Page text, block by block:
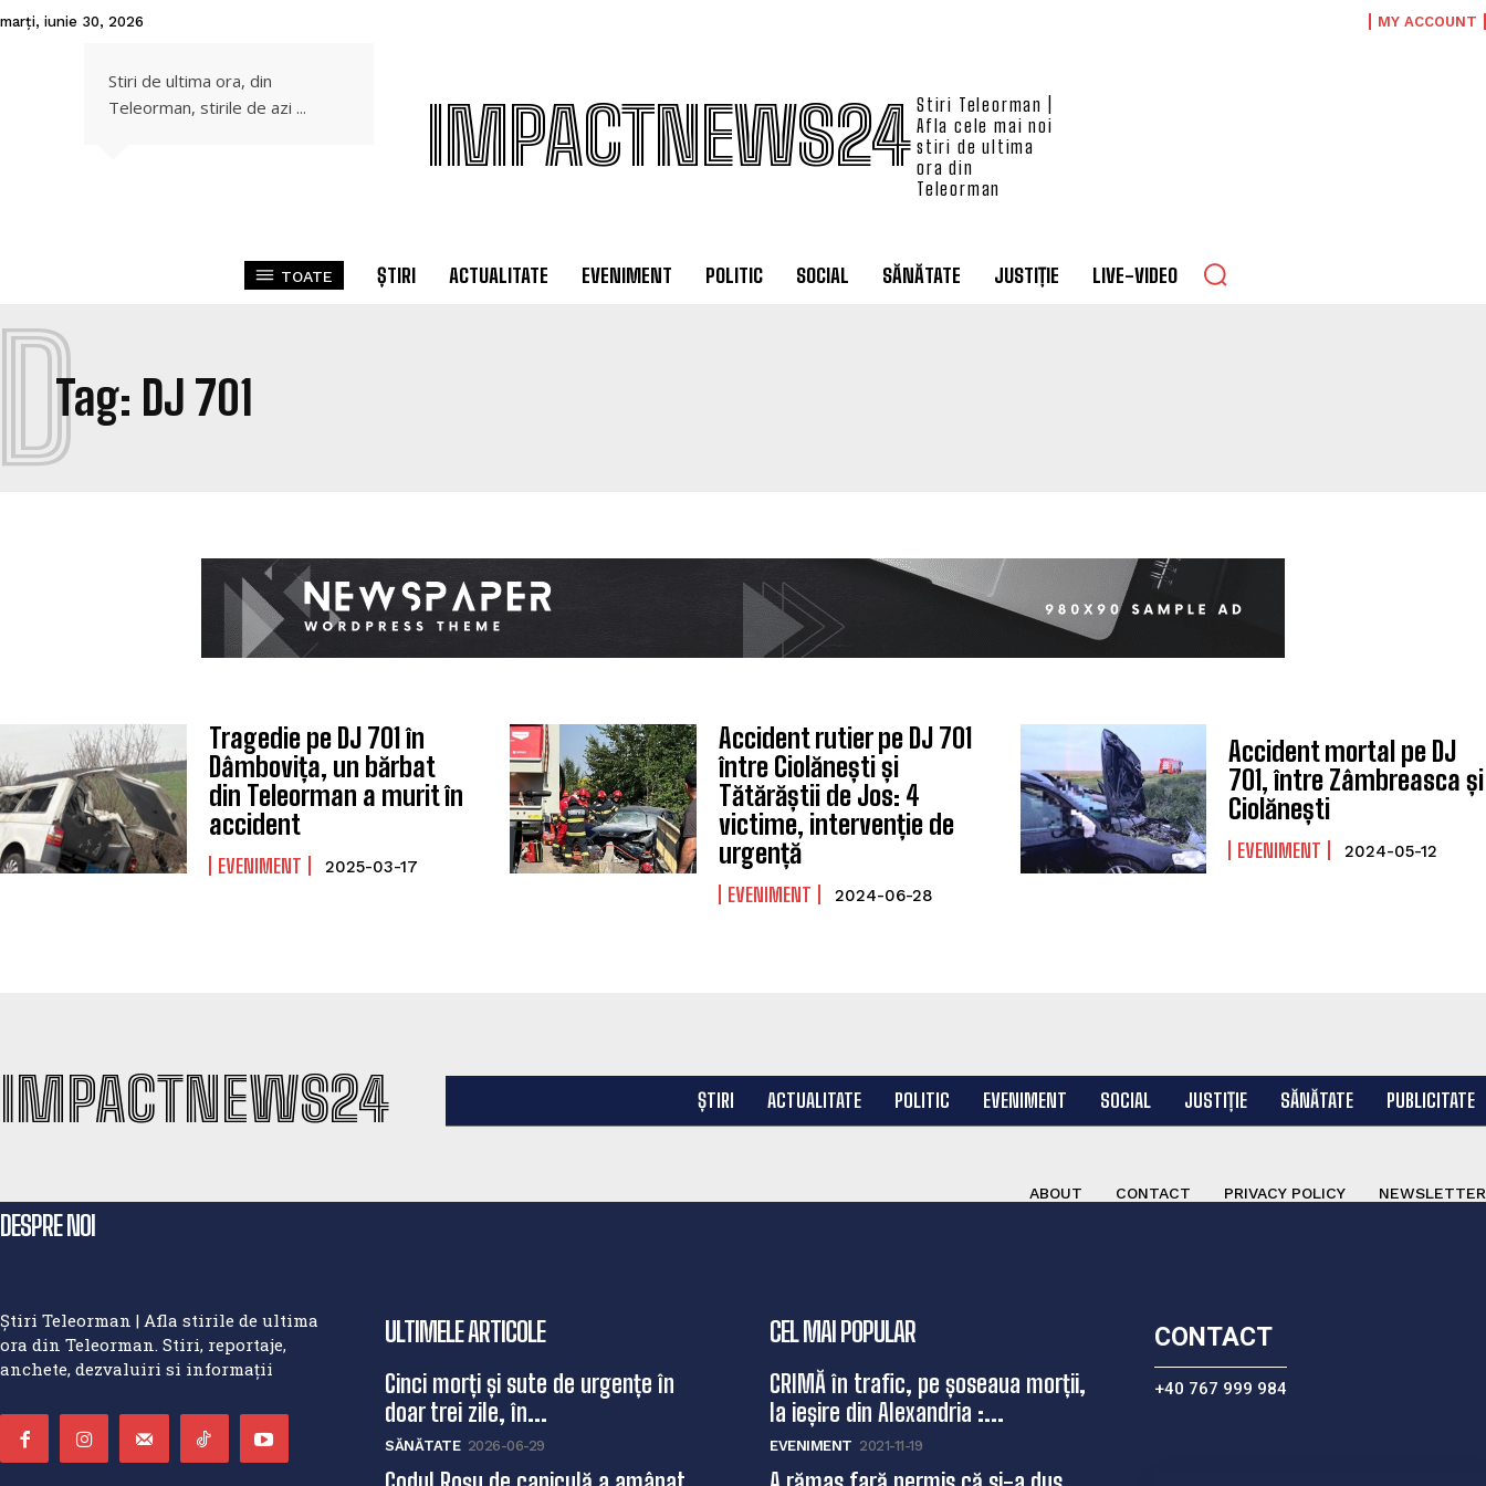
marți, iunie 30, 2026 MY ACCOUNT
Stiri de ultima ora, din
Teleorman, stirile de azi ...
IMPACTNEWS24 Stiri Teleorman |
Afla cele mai noi
stiri de ultima
ora din
Teleorman
TOATE ȘTIRI ACTUALITATE EVENIMENT POLITIC SOCIAL SĂNĂTATE JUSTIȚIE LIVE-VIDEO
Tag: DJ 701
Tragedie pe DJ 701 în
Dâmbovița, un bărbat
din Teleorman a murit în
accident
EVENIMENT 2025-03-17
Accident rutier pe DJ 701
între Ciolănești și
Tătărăștii de Jos: 4
victime, intervenție de
urgență
EVENIMENT 2024-06-28
Accident mortal pe DJ
701, între Zâmbreasca și
Ciolănești
EVENIMENT 2024-05-12
IMPACTNEWS24 ȘTIRI ACTUALITATE POLITIC EVENIMENT SOCIAL JUSTIȚIE SĂNĂTATE PUBLICITATE
ABOUT CONTACT PRIVACY POLICY NEWSLETTER
DESPRE NOI
Știri Teleorman | Afla stirile de ultima
ora din Teleorman. Stiri, reportaje,
anchete, dezvaluiri si informații
ULTIMELE ARTICOLE
Cinci morți și sute de urgențe în
doar trei zile, în...
SĂNĂTATE 2026-06-29
CEL MAI POPULAR
CRIMĂ în trafic, pe șoseaua morții,
la ieșire din Alexandria :...
EVENIMENT 2021-11-19
CONTACT
+40 767 999 984